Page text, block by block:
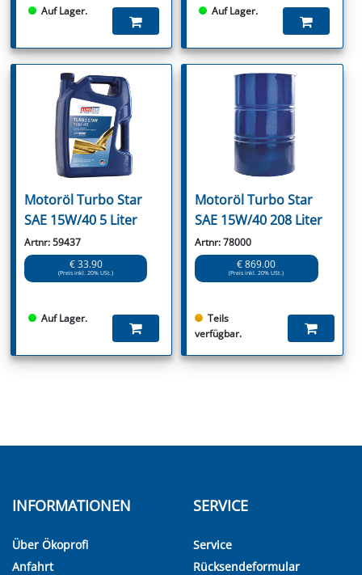
Auf Lager. Auf Lager.
Motoröl Turbo Star
SAE 15W/40 5 Liter
Artnr: 59437
€ 33.90
(Preis inkl. 20% USt.)
Auf Lager.
Motoröl Turbo Star
SAE 15W/40 208 Liter
Artnr: 78000
€ 869.00
(Preis inkl. 20% USt.)
Teils
verfügbar.
INFORMATIONEN
Über Ökoprofi
Anfahrt
SERVICE
Service
Rücksendeformular